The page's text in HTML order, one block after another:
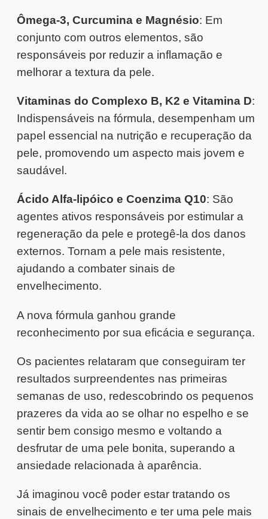
Ômega-3, Curcumina e Magnésio: Em
conjunto com outros elementos, são
responsáveis por reduzir a inflamação e
melhorar a textura da pele.
Vitaminas do Complexo B, K2 e Vitamina D:
Indispensáveis na fórmula, desempenham um
papel essencial na nutrição e recuperação da
pele, promovendo um aspecto mais jovem e
saudável.
Ácido Alfa-lipóico e Coenzima Q10: São
agentes ativos responsáveis por estimular a
regeneração da pele e protegê-la dos danos
externos. Tornam a pele mais resistente,
ajudando a combater sinais de
envelhecimento.
A nova fórmula ganhou grande
reconhecimento por sua eficácia e segurança.
Os pacientes relataram que conseguiram ter
resultados surpreendentes nas primeiras
semanas de uso, redescobrindo os pequenos
prazeres da vida ao se olhar no espelho e se
sentir bem consigo mesmo e voltando a
desfrutar de uma pele bonita, superando a
ansiedade relacionada à aparência.
Já imaginou você poder estar tratando os
sinais de envelhecimento e ter uma pele mais